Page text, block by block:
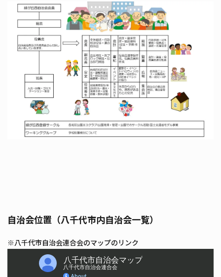
自治会位置（八千代市内自治会一覧）
※八千代市自治会連合会のマップのリンク